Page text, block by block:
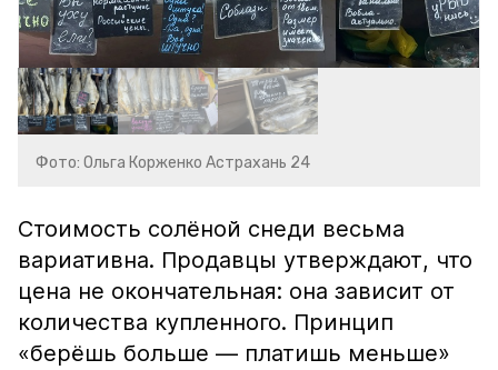
Фото: Ольга Корженко Астрахань 24
Стоимость солёной снеди весьма
вариативна. Продавцы утверждают, что
цена не окончательная: она зависит от
количества купленного. Принцип
«берёшь больше — платишь меньше»